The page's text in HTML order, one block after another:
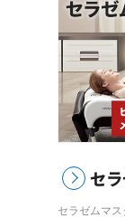
セ
セラゼムマ